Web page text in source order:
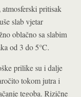
atmosferski pritisak
slab vjetar
oblačno sa slabim
od 3 do 5°C.
prilike su i dalje
tokom jutra i
tegoba. Rizične